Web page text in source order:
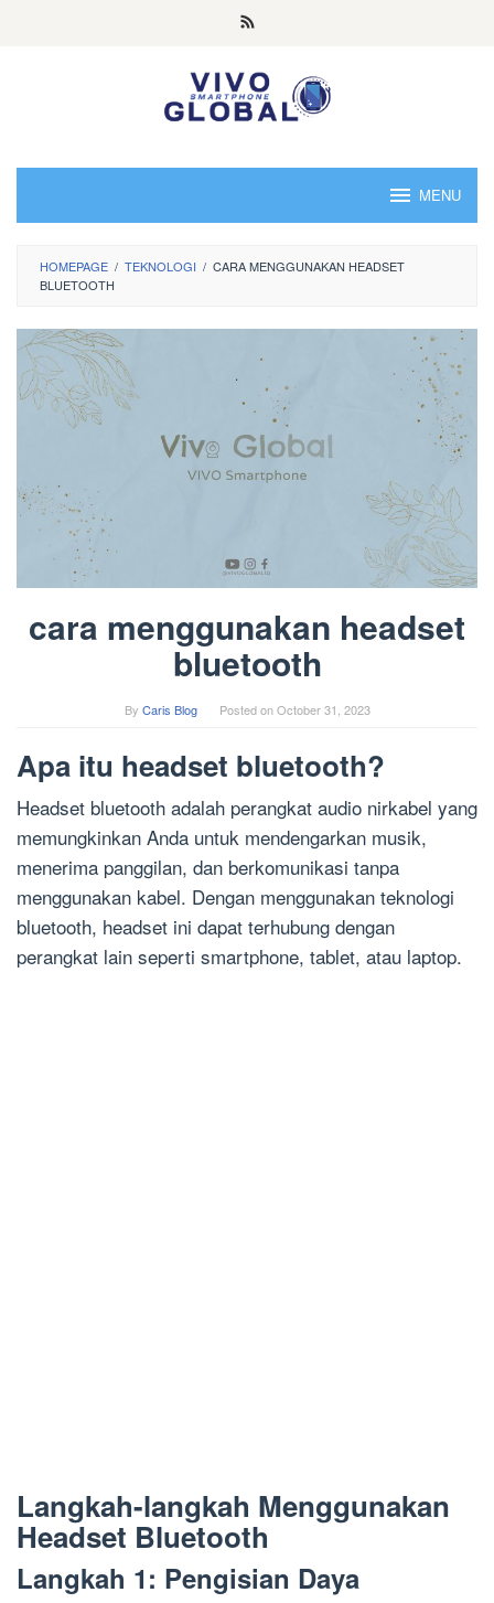
MENU
HOMEPAGE / TEKNOLOGI / CARA MENGGUNAKAN HEADSET
BLUETOOTH
cara menggunakan headset
bluetooth
By Caris Blog Posted onOctober 31, 2023
Apa itu headset bluetooth?
Headset bluetooth adalah perangkat audio nirkabel yang
memungkinkan Anda untuk mendengarkan musik,
menerima panggilan, dan berkomunikasi tanpa
menggunakan kabel. Dengan menggunakan teknologi
bluetooth, headset ini dapat terhubung dengan
perangkat lain seperti smartphone, tablet, atau laptop.
Langkah-langkah Menggunakan
Headset Bluetooth
Langkah 1: Pengisian Daya